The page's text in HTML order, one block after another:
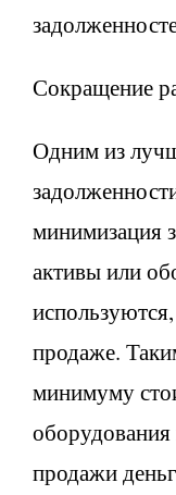
Сокращение
Одним из
минимизация
активы или
продаже.
минимуму
продажи